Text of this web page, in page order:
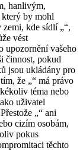
hanlivým,
který by mohl
kde sídlí „“,
vést
upozornění vašeho
činnost, pokud
jsou ukládány pro
že „“ má právo
téma nebo
uživatel
„“ ani
cizím osobám,
pokus
těchto